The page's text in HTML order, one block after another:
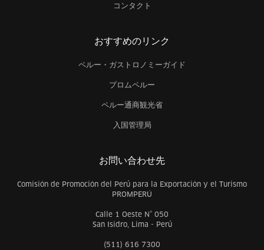
コンタクト
おすすめのリンク
ペルー・ガストロノミーガイド
プロムペルー
ペルー通商観光省
入国管理局
お問い合わせ先
Comisión de Promoción del Perú para la Exportación y el Turismo
PROMPERÚ
Calle 1 Oeste N° 050
San Isidro, Lima - Perú
(511) 616 7300